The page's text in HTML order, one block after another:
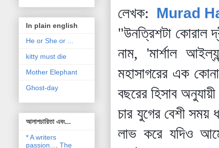
লেখক:
Murad
"উনত্রিশটা কোরাল
নাম, 'মার্শাল
মহাসাগরের এক
বছরের হিসাব
চার যুগের বেশী সময়
লাভ করে যদিও
In plain english
He or She or ...
kitty must die
Mother Elephant
Ghost-day
আলাপচারিতা এবং...
* A writers
passion..., The